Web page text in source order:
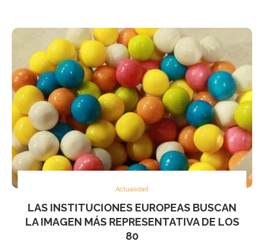
Actualidad
LAS INSTITUCIONES EUROPEAS BUSCAN
LA IMAGEN MÁS REPRESENTATIVA DE LOS
80